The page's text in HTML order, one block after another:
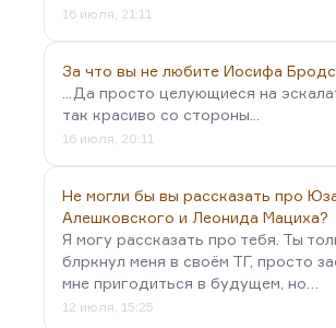
16 июля, 21:11
За что вы не любите Иосифа
...Да просто целующиеся на
так красиво со стороны...
16 июля, 20:11
Не могли бы вы рассказать про
Алешковского и Леонида Мациха?
Я могу рассказать про тебя. Ты
блркнул меня в своём ТГ, просто
мне пригодиться в будущем, но…
12 июля, 15:25